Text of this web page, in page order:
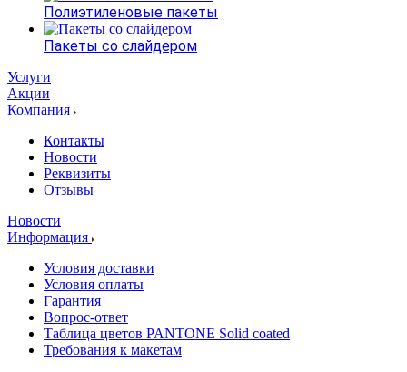
Полиэтиленовые пакеты
Пакеты со слайдером
Услуги
Акции
Компания
Контакты
Новости
Реквизиты
Отзывы
Новости
Информация
Условия доставки
Условия оплаты
Гарантия
Вопрос-ответ
Таблица цветов PANTONE Solid coated
Требования к макетам